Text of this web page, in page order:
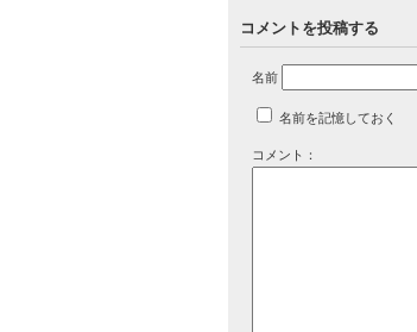
コメントを投稿する
名前
名前を記憶しておく
コメント：